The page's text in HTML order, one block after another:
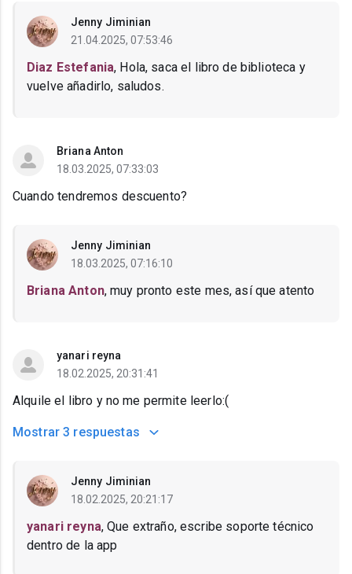
Jenny Jiminian
21.04.2025, 07:53:46
Diaz Estefania, Hola, saca el libro de biblioteca y
vuelve añadirlo, saludos.
Briana Anton
18.03.2025, 07:33:03
Cuando tendremos descuento?
Jenny Jiminian
18.03.2025, 07:16:10
Briana Anton, muy pronto este mes, así que atento
yanari reyna
18.02.2025, 20:31:41
Alquile el libro y no me permite leerlo:(
Mostrar 3 respuestas
Jenny Jiminian
18.02.2025, 20:21:17
yanari reyna, Que extraño, escribe soporte técnico
dentro de la app